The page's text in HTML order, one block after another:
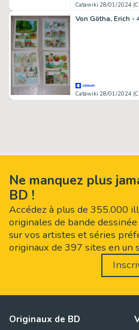
Catawiki 28/01/2024
Catawiki 28/01/2024
Ne manquez plus
BD !
Accédez à plus de 355.000
originales de bande
sur vos artistes et séries
originaux de 397 sites en un
Originaux de BD